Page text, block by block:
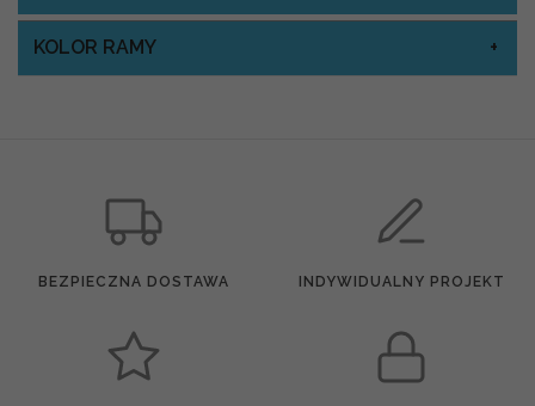
KOLOR RAMY
BEZPIECZNA DOSTAWA INDYWIDUALNY PROJEKT